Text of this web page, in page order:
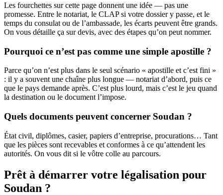
Les fourchettes sur cette page donnent une idée — pas une
promesse. Entre le notariat, le CLAP si votre dossier y passe, et le
temps du consulat ou de l’ambassade, les écarts peuvent être grands.
On vous détaille ça sur devis, avec des étapes qu’on peut nommer.
Pourquoi ce n’est pas comme une simple apostille ?
Parce qu’on n’est plus dans le seul scénario « apostille et c’est fini »
: il y a souvent une chaîne plus longue — notariat d’abord, puis ce
que le pays demande après. C’est plus lourd, mais c’est le jeu quand
la destination ou le document l’impose.
Quels documents peuvent concerner Soudan ?
État civil, diplômes, casier, papiers d’entreprise, procurations… Tant
que les pièces sont recevables et conformes à ce qu’attendent les
autorités. On vous dit si le vôtre colle au parcours.
Prêt à démarrer votre légalisation pour
Soudan ?